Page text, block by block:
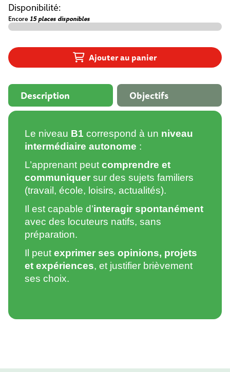
Disponibilité:
Encore 15 places disponibles
Ajouter au panier
Description Objectifs
Le niveau B1 correspond à un niveau
intermédiaire autonome :
L’apprenant peut comprendre et
communiquer sur des sujets familiers
(travail, école, loisirs, actualités).
Il est capable d’interagir spontanément
avec des locuteurs natifs, sans
préparation.
Il peut exprimer ses opinions, projets
et expériences, et justifier brièvement
ses choix.